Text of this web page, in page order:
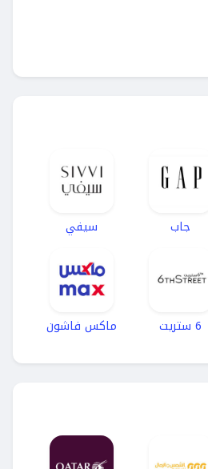
جاب سيفي
6 ستريت ماكس فاشون